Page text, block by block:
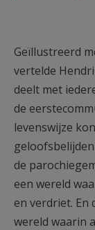
Geïllustreerd
vertelde
deelt met
de
levenswijze
de
een wereld
en verdriet. En
wereld waarin